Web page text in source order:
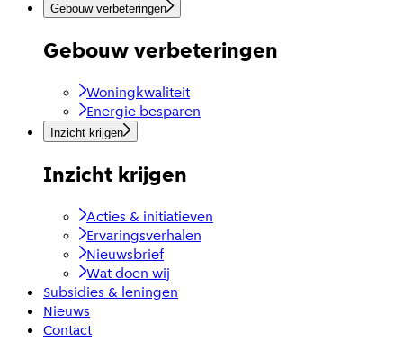
Gebouw verbeteringen
Gebouw verbeteringen
Woningkwaliteit
Energie besparen
Inzicht krijgen
Inzicht krijgen
Acties & initiatieven
Ervaringsverhalen
Nieuwsbrief
Wat doen wij
Subsidies & leningen
Nieuws
Contact